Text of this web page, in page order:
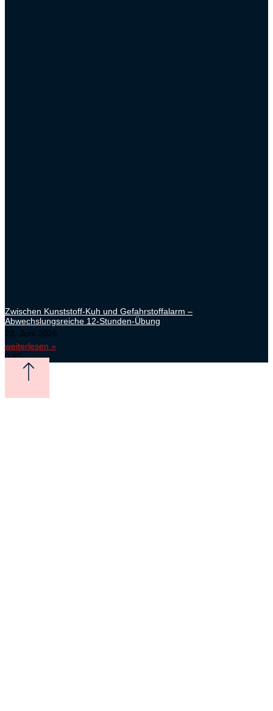
Zwischen Kunststoff-Kuh und Gefahrstoffalarm –
Abwechslungsreiche 12-Stunden-Übung
23. Juni 2026
weiterlesen »